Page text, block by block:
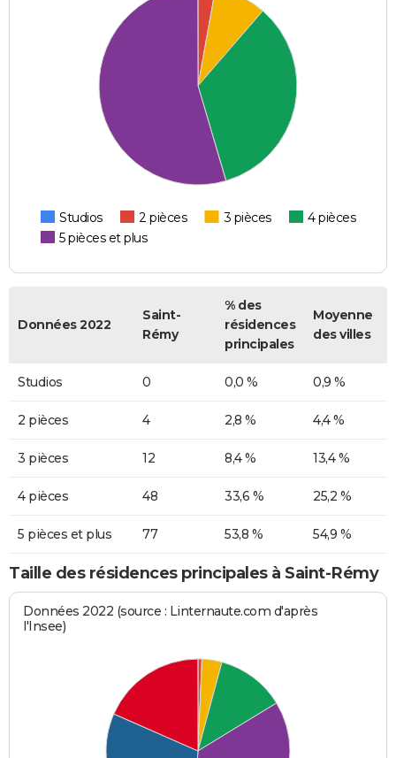
Studios 2 pièces 3 pièces
4 pièces
5 pièces et plus
Données 2022
Saint-
Rémy
% des
résidences
principales
Moyenne
des villes
Studios 0 0,0 % 0,9 %
2 pièces 4 2,8 % 4,4 %
3 pièces 12 8,4 % 13,4 %
4 pièces 48 33,6 % 25,2 %
5 pièces et plus 77 53,8 % 54,9 %
Taille des résidences principales à Saint-Rémy
Données 2022 (source : Linternaute.com d'après
l'Insee)